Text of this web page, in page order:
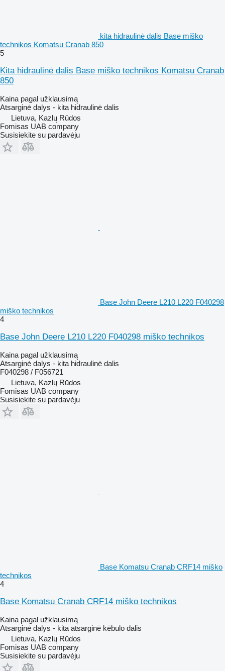
kita hidraulinė dalis Base miško
technikos Komatsu Cranab 850
5
Kita hidraulinė dalis Base miško technikos Komatsu Cranab
850
Kaina pagal užklausimą
Atsarginė dalys - kita hidraulinė dalis
Lietuva, Kazlų Rūdos
Fomisas UAB company
Susisiekite su pardavėju
Base John Deere L210 L220 F040298
miško technikos
4
Base John Deere L210 L220 F040298 miško technikos
Kaina pagal užklausimą
Atsarginė dalys - kita hidraulinė dalis
F040298 / F056721
Lietuva, Kazlų Rūdos
Fomisas UAB company
Susisiekite su pardavėju
Base Komatsu Cranab CRF14 miško
technikos
4
Base Komatsu Cranab CRF14 miško technikos
Kaina pagal užklausimą
Atsarginė dalys - kita atsarginė kėbulo dalis
Lietuva, Kazlų Rūdos
Fomisas UAB company
Susisiekite su pardavėju